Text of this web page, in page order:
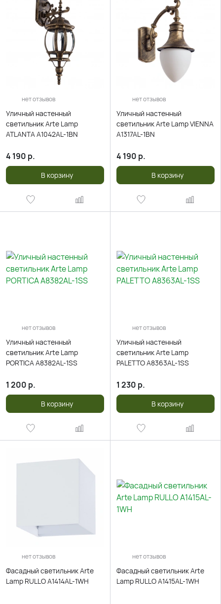
нет отзывов
Уличный настенный
светильник Arte Lamp
ATLANTA A1042AL-1BN
4 190 р.
В корзину
нет отзывов
Уличный настенный
светильник Arte Lamp VIENNA
A1317AL-1BN
4 190 р.
В корзину
нет отзывов
Уличный настенный
светильник Arte Lamp
PORTICA A8382AL-1SS
1 200 р.
В корзину
нет отзывов
Уличный настенный
светильник Arte Lamp
PALETTO A8363AL-1SS
1 230 р.
В корзину
нет отзывов
Фасадный светильник Arte
Lamp RULLO A1414AL-1WH
нет отзывов
Фасадный светильник Arte
Lamp RULLO A1415AL-1WH